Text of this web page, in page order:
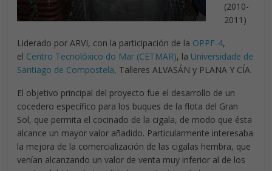
(2010-
2011)
Liderado por ARVI, con la participación de la OPPF-4,
el Centro Tecnolóxico do Mar (CETMAR), la Universidade de
Santiago de Compostela, Talleres ALVASÁN y PLANA Y CÍA.
El objetivo principal del proyecto fue el desarrollo de un
cocedero específico para los buques de la flota del Gran
Sol, que permita el cocinado de la cigala, de modo que ésta
alcance un mayor valor añadido. Particularmente interesaba
la mejora de la comercialización de las cigalas hembra, que
venían alcanzando un valor de venta muy inferior al de los